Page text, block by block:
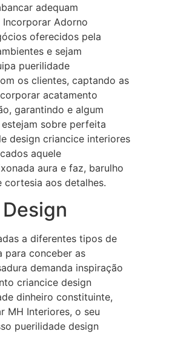
adequam
Incorporar Adorno
oferecidos pela
e sejam
puerilidade
os clientes, captando as
acatamento
garantindo e algum
sobre perfeita
design criancice interiores
aquele
aura e faz, barulho
cortesia aos detalhes.
a diferentes tipos de
para conceber as
demanda inspiração
criancice design
dinheiro constituinte,
MH Interiores, o seu
puerilidade design